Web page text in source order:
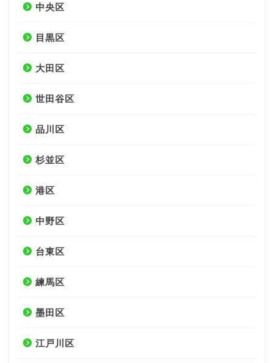
中央区
目黒区
大田区
世田谷区
品川区
杉並区
港区
中野区
台東区
練馬区
墨田区
江戸川区